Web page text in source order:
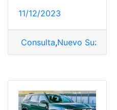
11/12/2023
Consulta,Nuevo Suzuki